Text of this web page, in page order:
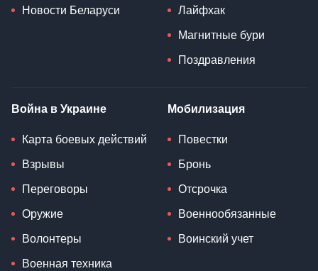
Новости Беларуси Лайфхак
Магнитные бури
Поздравления
Война в Украине
Карта боевых действий
Взрывы
Переговоры
Оружие
Волонтеры
Военная техника
Мобилизация
Повестки
Бронь
Отсрочка
Военнообязанные
Воинский учет